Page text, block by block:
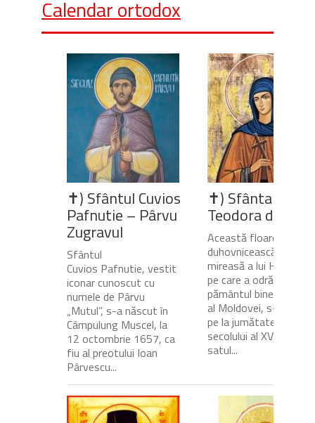
Calendar ortodox
✝) Sfântul Cuvios
Pafnutie – Pârvu
Zugravul
Sfântul
Cuvios Pafnutie, vestit
iconar cunoscut cu
numele de Pârvu
„Mutul”, s-a născut în
Câmpulung Muscel, la
12 octombrie 1657, ca
fiu al preotului Ioan
Pârvescu...
✝) Sfânta
Teodora de la
Această floare
duhovnicească și
mireasă a lui Hristos,
pe care a odrăslit-o
pământul
al Moldovei, s-a
pe la jumătatea
secolului al XVII-lea, în
satul...